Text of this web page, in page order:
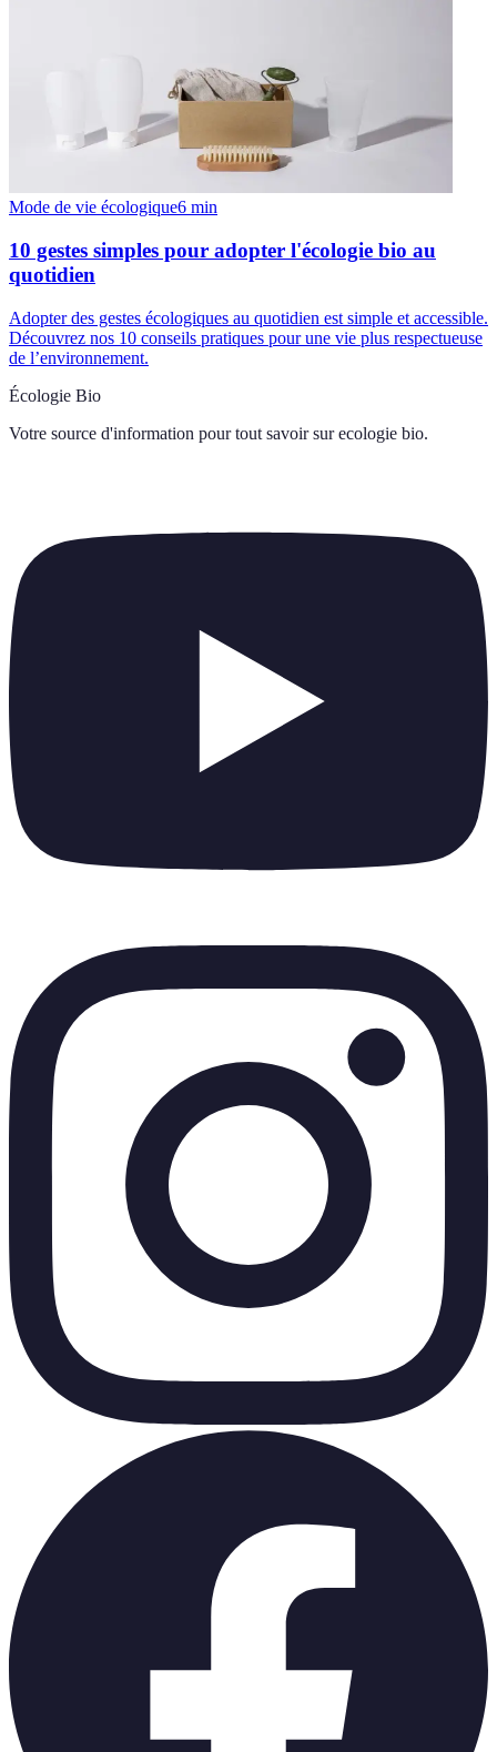
Mode de vie écologique6 min
10 gestes simples pour adopter l'écologie bio au
quotidien
Adopter des gestes écologiques au quotidien est simple et accessible.
Découvrez nos 10 conseils pratiques pour une vie plus respectueuse
de l’environnement.
Écologie Bio
Votre source d'information pour tout savoir sur ecologie bio.